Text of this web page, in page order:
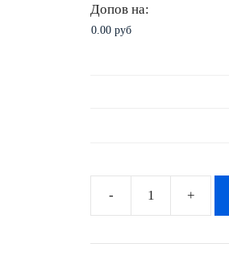
Допов на:
Количество
Комплект